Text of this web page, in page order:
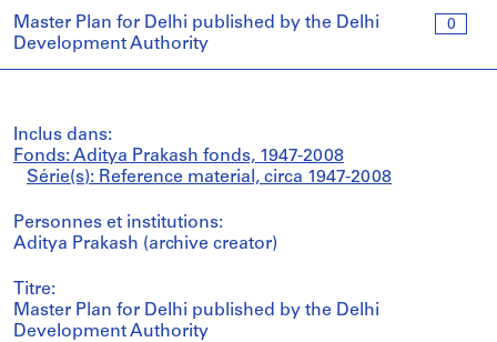
0
Master Plan for Delhi published by the Delhi
Development Authority
Inclus dans:
Fonds: Aditya Prakash fonds, 1947-2008
Série(s): Reference material, circa 1947-2008
Personnes et institutions:
Aditya Prakash (archive creator)
Titre:
Master Plan for Delhi published by the Delhi
Development Authority